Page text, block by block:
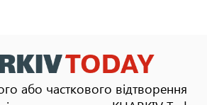
або часткового відтворення